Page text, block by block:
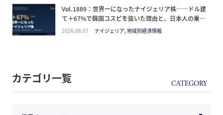
Vol.1889：世界一になったナイジェリア株──ドル建
て＋67%で韓国コスピを抜いた理由と、日本人の乗り
方
2026.08.07 ナイジェリア, 地域別経済情報
カテゴリ一覧